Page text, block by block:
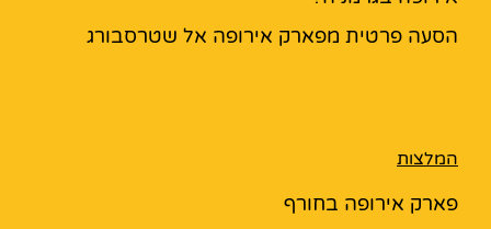
הסעה פרטית מפארק אירופה אל שטרסבורג
המלצות
פארק אירופה בחורף